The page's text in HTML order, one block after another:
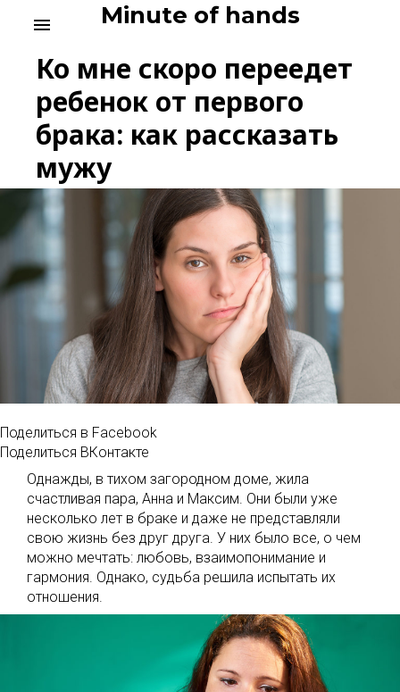
Minute of hands
menu
Ко мне скоро переедет
ребенок от первого
брака: как рассказать
мужу
Поделиться в Facebook
Поделиться ВКонтакте
Однажды, в тихом загородном доме, жила
счастливая пара, Анна и Максим. Они были уже
несколько лет в браке и даже не представляли
свою жизнь без друг друга. У них было все, о чем
можно мечтать: любовь, взаимопонимание и
гармония. Однако, судьба решила испытать их
отношения.